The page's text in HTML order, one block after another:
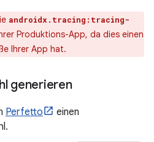
androidx.tracing:tracing-
Produktions-App, da dies einen
Ihrer App hat.
generieren
Perfetto
einen